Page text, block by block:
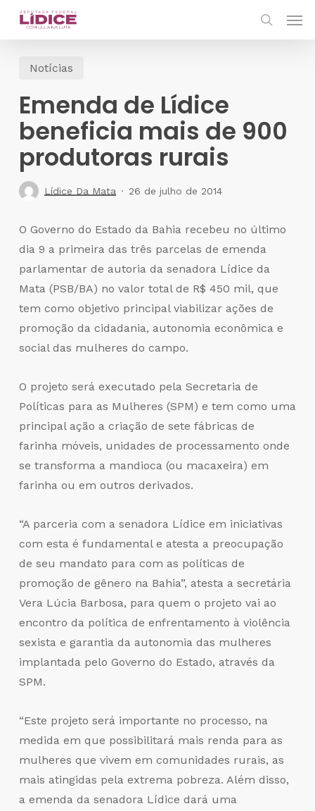
Skip
contentNotícias
Emenda de Lídice
beneficia mais de 900
produtoras rurais
Lídice Da Mata 26 de julho de 2014
O Governo do Estado da Bahia recebeu no último
dia 9 a primeira das três parcelas de emenda
parlamentar de autoria da senadora Lídice da
Mata (PSB/BA) no valor total de R$ 450 mil, que
tem como objetivo principal viabilizar ações de
promoção da cidadania, autonomia econômica e
social das mulheres do campo.
O projeto será executado pela Secretaria de
Políticas para as Mulheres (SPM) e tem como uma
principal ação a criação de sete fábricas de
farinha móveis, unidades de processamento onde
se transforma a mandioca (ou macaxeira) em
farinha ou em outros derivados.
“A parceria com a senadora Lídice em iniciativas
com esta é fundamental e atesta a preocupação
de seu mandato para com as políticas de
promoção de gênero na Bahia”, atesta a secretária
Vera Lúcia Barbosa, para quem o projeto vai ao
encontro da política de enfrentamento à violência
sexista e garantia da autonomia das mulheres
implantada pelo Governo do Estado, através da
SPM.
“Este projeto será importante no processo, na
medida em que possibilitará mais renda para as
mulheres que vivem em comunidades rurais, as
mais atingidas pela extrema pobreza. Além disso,
a emenda da senadora Lídice dará uma